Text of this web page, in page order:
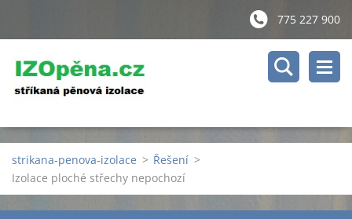
775 227 900
strikana-penova-izolace > Řešení >
Izolace ploché střechy nepochozí